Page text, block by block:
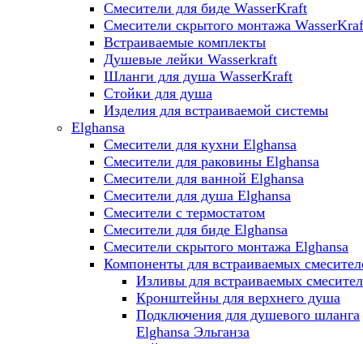
Смесители для биде WasserKraft
Смесители скрытого монтажа
Встраиваемые комплекты
Душевые лейки Wasserkraft
Шланги для душа WasserKraft
Стойки для душа
Изделия для встраиваемой системы
Elghansa
Смесители для кухни Elghansa
Смесители для раковины Elghansa
Смесители для ванной Elghansa
Смесители для душа Elghansa
Смесители с термостатом
Смесители для биде Elghansa
Смесители скрытого монтажа Elghansa
Компоненты для встраиваемых
Изливы для встраиваемых
Кронштейны для верхнего душа
Подключения для душевого шланга
Elghansa Эльганза